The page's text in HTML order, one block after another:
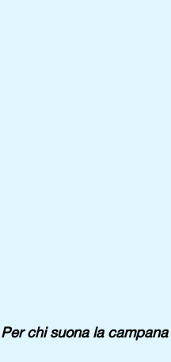
Per chi suona la campana